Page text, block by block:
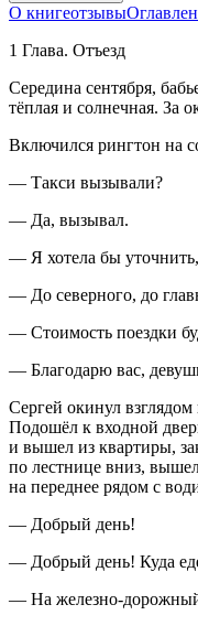
О книгеотзывы
1 Глава. Отъезд
Середина сентября,
тёплая и солнечная. За
Включился рингтон на
— Такси вызывали?
— Да, вызывал.
— Я хотела бы
— До северного, до
— Стоимость поездки
— Благодарю вас,
Сергей окинул
Подошёл к входной
и вышел из квартиры,
по лестнице вниз,
на переднее рядом с
— Добрый день!
— Добрый день! Куда
— На железно-